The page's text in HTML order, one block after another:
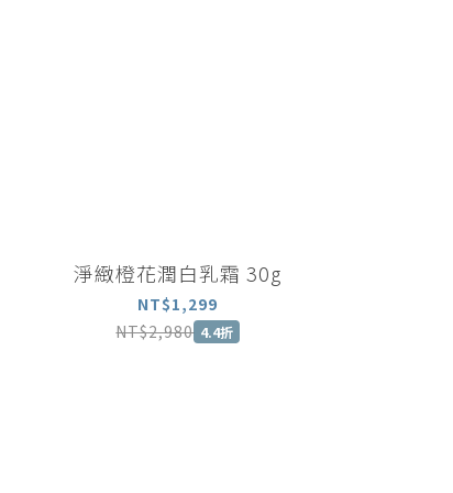
淨緻橙花潤白乳霜 30g
NT$1,299
NT$2,980 4.4折